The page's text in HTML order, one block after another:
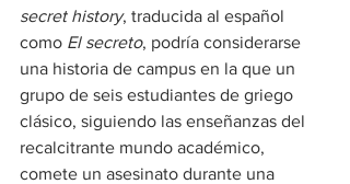
secret history, traducida al español
como El secreto, podría considerarse
una historia de campus en la que un
grupo de seis estudiantes de griego
clásico, siguiendo las enseñanzas del
recalcitrante mundo académico,
comete un asesinato durante una